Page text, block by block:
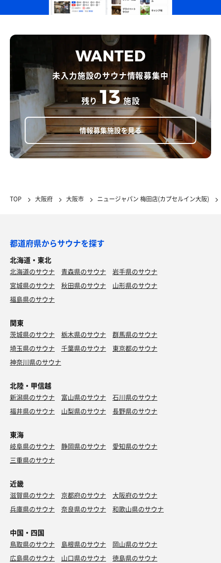
WANTED
未入力施設のサウナ情報募集中
残り 13 施設
情報募集施設を見る
TOP 大阪府 大阪市 ニュージャパン 梅田店(カプセルイン大阪)
都道府県からサウナを探す
北海道・東北
北海道のサウナ 青森県のサウナ
岩手県のサウナ
宮城県のサウナ
秋田県のサウナ
山形県のサウナ
福島県のサウナ
関東
茨城県のサウナ 栃木県のサウナ
群馬県のサウナ
埼玉県のサウナ
千葉県のサウナ
東京都のサウナ
神奈川県のサウナ
北陸・甲信越
新潟県のサウナ 富山県のサウナ
石川県のサウナ
福井県のサウナ
山梨県のサウナ 長野県のサウナ
東海
岐阜県のサウナ 静岡県のサウナ
愛知県のサウナ
三重県のサウナ
近畿
滋賀県のサウナ 京都府のサウナ
大阪府のサウナ
兵庫県のサウナ
奈良県のサウナ 和歌山県のサウナ
中国・四国
鳥取県のサウナ 島根県のサウナ
岡山県のサウナ
広島県のサウナ
山口県のサウナ
徳島県のサウナ